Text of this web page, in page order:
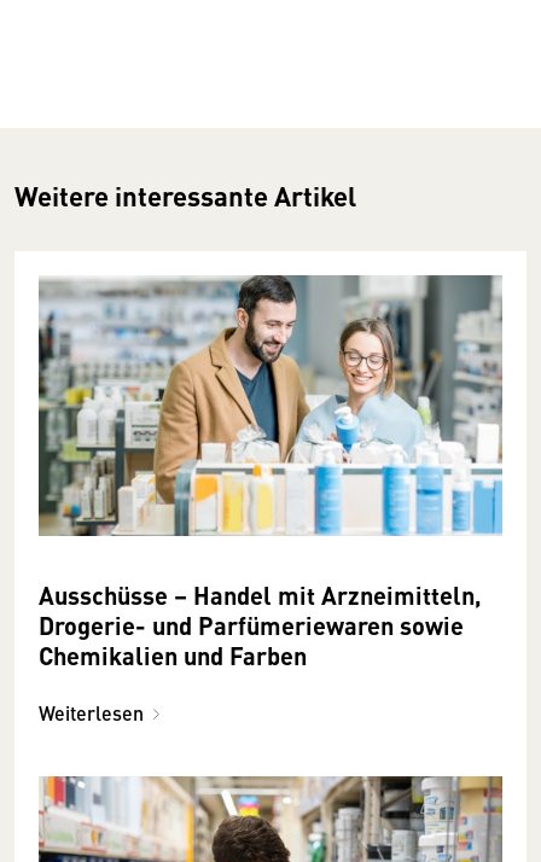
Weitere interessante Artikel
Ausschüsse – Handel mit Arzneimitteln,
Drogerie- und Parfümeriewaren sowie
Chemikalien und Farben
Weiterlesen